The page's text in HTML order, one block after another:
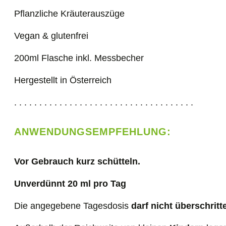
Pflanzliche Kräuterauszüge
Vegan & glutenfrei
200ml Flasche inkl. Messbecher
Hergestellt in Österreich
. . . . . . . . . . . . . . . . . . . . . . . . . . . . . . . . . . . .
ANWENDUNGSEMPFEHLUNG:
Vor Gebrauch kurz schütteln.
Unverdünnt 20 ml pro Tag
Die angegebene Tagesdosis darf nicht